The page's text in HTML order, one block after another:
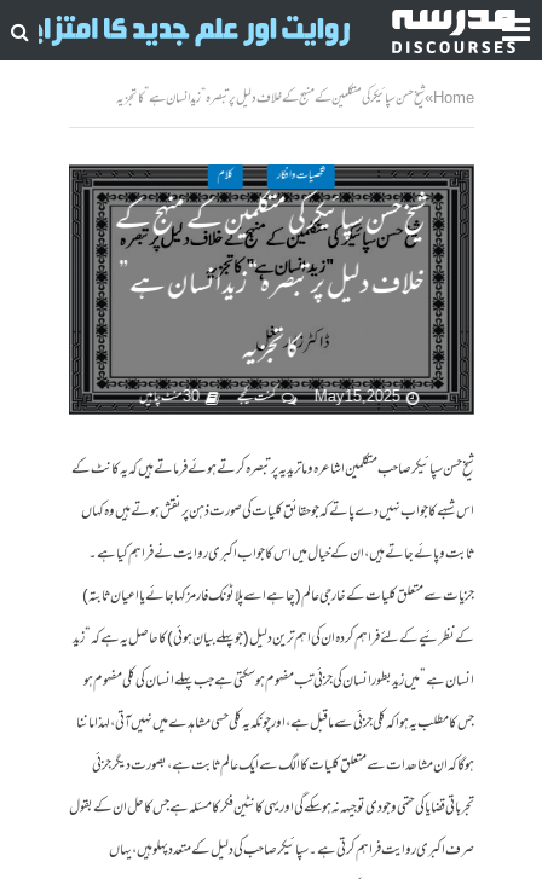
Home
»شیخ حسن سپائیکر کی متکلمین کے منہج کے خلاف دلیل پر تبصرہ “زید انسان ہے” کا تجزیہ
شخصیات وافکار کلام
شیخ حسن سپائیکر کی متکلمین کے منہج کے
خلاف دلیل پر تبصرہ “زید انسان ہے”
کا تجزیہ
May 15, 2025 کمنت کیجے 30 منٹ چاہیں
شیخ حسن سپائیکر صاحب متکلمین اشاعرہ و ماتریدیہ پر تبصرہ کرتے ہوئے فرماتے ہیں کہ یہ کانٹ کے
اس شبہے کا جواب نہیں دے پاتے کہ جو حقائق کلیات کی صورت ذہن پر نقش ہوتے ہیں وہ کہاں
ثابت و پائے جاتے ہیں، ان کے خیال میں اس کا جواب اکبری روایت نے فراہم کیا ہے۔
جزیات سے متعلق کلیات کے خارجی عالم (چاہے اسے پلاٹونک فارمز کہا جائے یا اعیان ثابتہ)
کے نظرئیے کے لئے فراہم کردہ ان کی اہم ترین دلیل (جو پہلے بیان ہوئی) کا حاصل یہ ہے کہ “زید
انسان ہے” میں زید بطور انسان کی جزئی تب مفہوم ہوسکتی ہے جب پہلے انسان کی کلی مفہوم ہو
جس کا مطلب یہ ہوا کہ کلی جزئی سے ماقبل ہے، اور چونکہ یہ کلی حسی مشاہدے میں نہیں آتی، لہذا ماننا
ہوگا کہ ان مشاھدات سے متعلق کلیات کا الگ سے ایک عالم ثابت ہے، بصورت دیگر جزئی
تجرباتی قضایا کی حتمی وجودی توجیہہ نہ ہوسکے گی اور یہی کانٹین فکر کا مسئلہ ہے جس کا حل ان کے بقول
صرف اکبری روایت فراہم کرتی ہے۔ سپائیکر صاحب کی دلیل کے متعدد پہلو ہیں، یہاں